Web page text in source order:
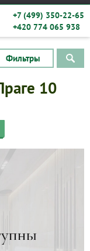
+7 (499) 350-22-65
+420 774 065 938
Фильтры
10